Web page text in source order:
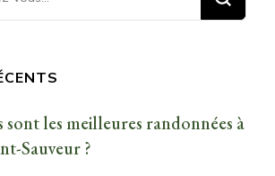
sont les meilleures randonnées à
Sauveur ?